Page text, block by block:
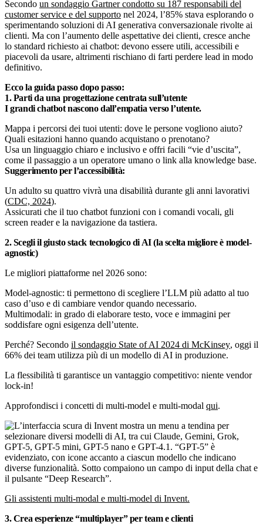
Secondo un sondaggio Gartner condotto su 187 responsabili del
customer service e del supporto nel 2024, l’85% stava esplorando o
sperimentando soluzioni di AI generativa conversazionale rivolte ai
clienti. Ma con l’aumento delle aspettative dei clienti, cresce anche
lo standard richiesto ai chatbot: devono essere utili, accessibili e
piacevoli da usare, altrimenti rischiano di farti perdere lead in modo
definitivo.
Ecco la guida passo dopo passo:
1. Parti da una progettazione centrata sull’utente
I grandi chatbot nascono dall’empatia verso l’utente.
Mappa i percorsi dei tuoi utenti: dove le persone vogliono aiuto?
Quali esitazioni hanno quando acquistano o prenotano?
Usa un linguaggio chiaro e inclusivo e offri facili “vie d’uscita”,
come il passaggio a un operatore umano o link alla knowledge base.
Suggerimento per l’accessibilità:
Un adulto su quattro vivrà una disabilità durante gli anni lavorativi
(CDC, 2024).
Assicurati che il tuo chatbot funzioni con i comandi vocali, gli
screen reader e la navigazione da tastiera.
2. Scegli il giusto stack tecnologico di AI (la scelta migliore è model-
agnostic)
Le migliori piattaforme nel 2026 sono:
Model-agnostic: ti permettono di scegliere l’LLM più adatto al tuo
caso d’uso e di cambiare vendor quando necessario.
Multimodali: in grado di elaborare testo, voce e immagini per
soddisfare ogni esigenza dell’utente.
Perché? Secondo il sondaggio State of AI 2024 di McKinsey, oggi il
66% dei team utilizza più di un modello di AI in produzione.
La flessibilità ti garantisce un vantaggio competitivo: niente vendor
lock-in!
Approfondisci i concetti di multi-model e multi-modal qui.
Gli assistenti multi-modal e multi-model di Invent.
3. Crea esperienze “multiplayer” per team e clienti